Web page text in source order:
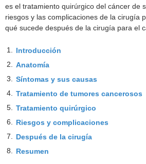
es el tratamiento quirúrgico del cáncer de
riesgos y las complicaciones de la cirugía
qué sucede después de la cirugía para el
1. Introducción
2. Anatomía
3. Síntomas y sus causas
4. Tratamiento de tumores cancerosos
5. Tratamiento quirúrgico
6. Riesgos y complicaciones
7. Después de la cirugía
8. Resumen